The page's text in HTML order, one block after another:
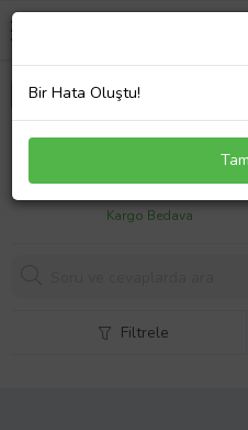
Seat Leon 05/12 Ön
778,59 TL
Kargo Bedava
Filtrele
Bir Hata Oluştu!